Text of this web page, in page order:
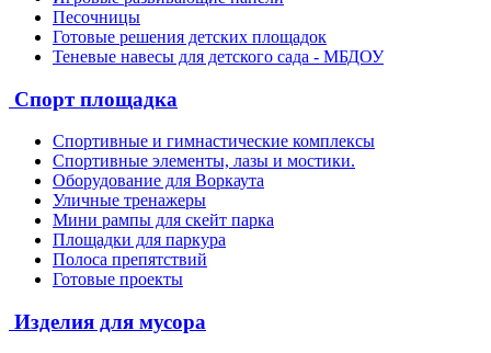
Песочницы
Готовые решения детских площадок
Теневые навесы для детского сада - МБДОУ
Спорт площадка
Спортивные и гимнастические комплексы
Спортивные элементы, лазы и мостики.
Оборудование для Воркаута
Уличные тренажеры
Мини рампы для скейт парка
Площадки для паркура
Полоса препятствий
Готовые проекты
Изделия для мусора